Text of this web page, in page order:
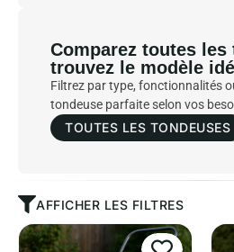
Comparez toutes les
trouvez le modèle
Filtrez par type, fonctionnalités
tondeuse parfaite selon vos
TOUTES LES TONDEUSES
AFFICHER LES FILTRES